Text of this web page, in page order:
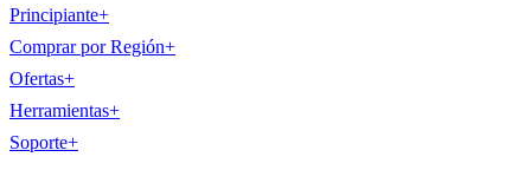
Principiante+
Comprar por Región+
Ofertas+
Herramientas+
Soporte+